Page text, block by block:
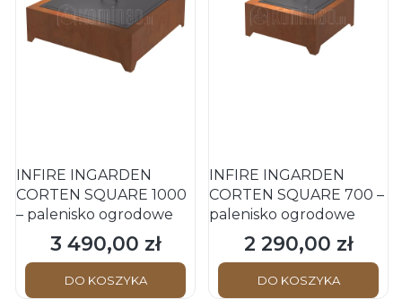
INFIRE INGARDEN
CORTEN SQUARE 1000
– palenisko ogrodowe
Cena
3 490,00 zł
DO KOSZYKA
INFIRE INGARDEN
CORTEN SQUARE 700 –
palenisko ogrodowe
Cena
2 290,00 zł
DO KOSZYKA